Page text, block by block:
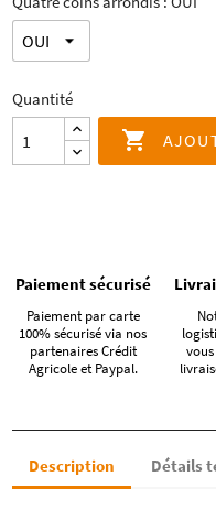
Quantité

Paiement sécurisé
Paiement par carte
100% sécurisé via nos
partenaires Crédit
Agricole et Paypal.
Description Détails